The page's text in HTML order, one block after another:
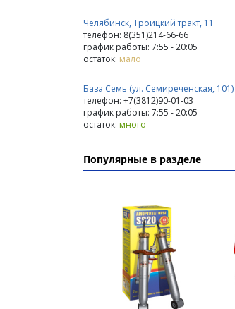
Челябинск, Троицкий тракт, 11
телефон: 8(351)214-66-66
график работы: 7:55 - 20:05
остаток: мало
База Семь (ул. Семиреченская, 101)
телефон: +7(3812)90-01-03
график работы: 7:55 - 20:05
остаток: много
Популярные в разделе